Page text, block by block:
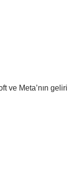
ve Meta’nın geliri